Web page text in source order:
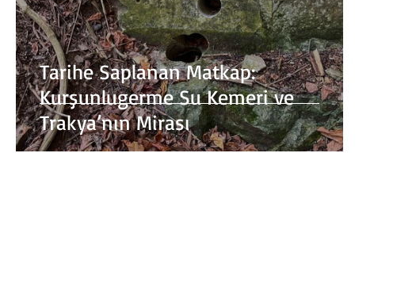
Tarihe Saplanan Matkap:
Kurşunlugerme Su Kemeri ve
Trakya’nın Mirası